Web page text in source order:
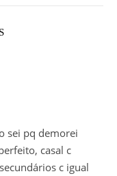
sei pq demorei
casal c
c igual